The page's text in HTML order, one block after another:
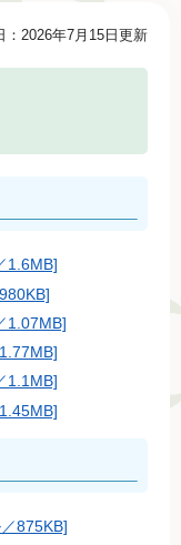
：2026年7月15日更新
1.6MB]
1.07MB]
1.1MB]
875KB]